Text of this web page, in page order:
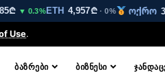
0.3%ETH4,957₾· 0% ოქრო
Use.
ᲑᲐᲖᲠᲔᲑᲘ ᲑᲘᲖᲜᲔᲡᲘ